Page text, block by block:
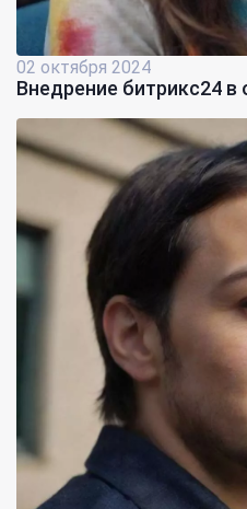
02 октября 2024
Внедрение битрикс24 в